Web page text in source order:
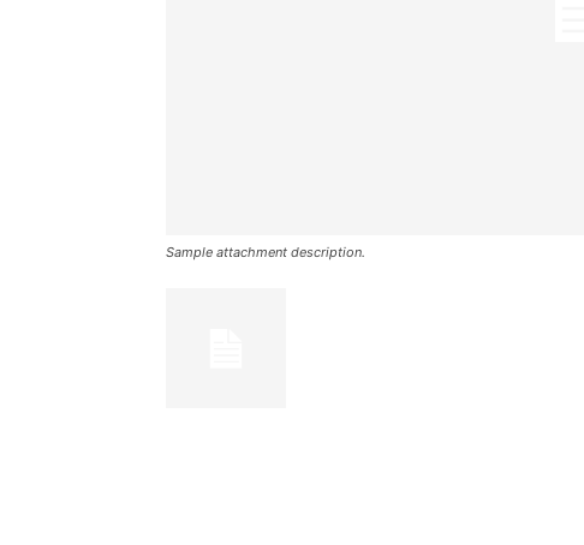
Sample attachment description.